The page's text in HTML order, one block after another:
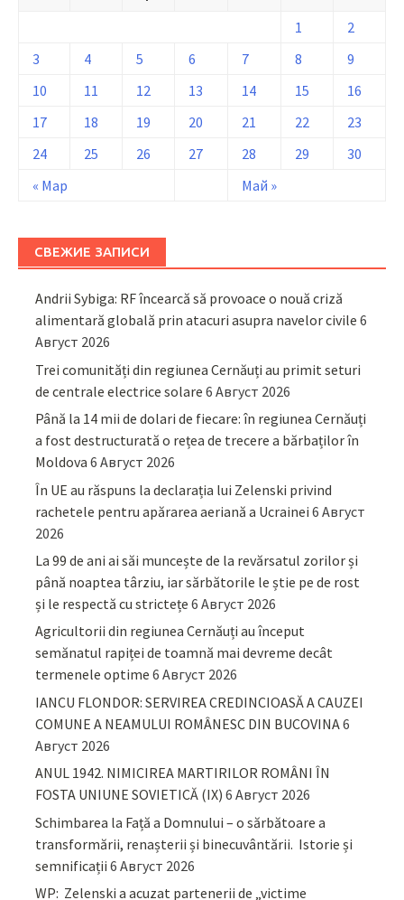
« Мар Май »
1
2
3
4 5 6 7 8
9
10
11 12 13 14 15
16
17
18 19 20 21 22
23
24
25 26 27 28 29 30
СВЕЖИЕ ЗАПИСИ
Andrii Sybiga: RF încearcă să provoace o nouă criză
alimentară globală prin atacuri asupra navelor civile 6
Август 2026
Trei comunități din regiunea Cernăuți au primit seturi
de centrale electrice solare 6 Август 2026
Până la 14 mii de dolari de fiecare: în regiunea Cernăuți
a fost destructurată o rețea de trecere a bărbaților în
Moldova 6 Август 2026
În UE au răspuns la declarația lui Zelenski privind
rachetele pentru apărarea aeriană a Ucrainei 6 Август
2026
La 99 de ani ai săi muncește de la revărsatul zorilor și
până noaptea târziu, iar sărbătorile le știe pe de rost
și le respectă cu strictețe 6 Август 2026
Agricultorii din regiunea Cernăuți au început
semănatul rapiței de toamnă mai devreme decât
termenele optime 6 Август 2026
IANCU FLONDOR: SERVIREA CREDINCIOASĂ A CAUZEI
COMUNE A NEAMULUI ROMÂNESC DIN BUCOVINA6
Август 2026
ANUL 1942. NIMICIREA MARTIRILOR ROMÂNI ÎN
FOSTA UNIUNE SOVIETICĂ (IX) 6 Август 2026
Schimbarea la Față a Domnului – o sărbătoare a
transformării, renașterii și binecuvântării. Istorie și
semnificații 6 Август 2026
WP: Zelenski a acuzat partenerii de „victime